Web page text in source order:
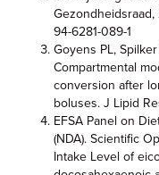
Gezondheidsraad,
94-6281-089-1
Goyens PL,
Compartmental
conversion after
boluses. J Lipid
EFSA Panel on
(NDA). Scientific
Intake Level of